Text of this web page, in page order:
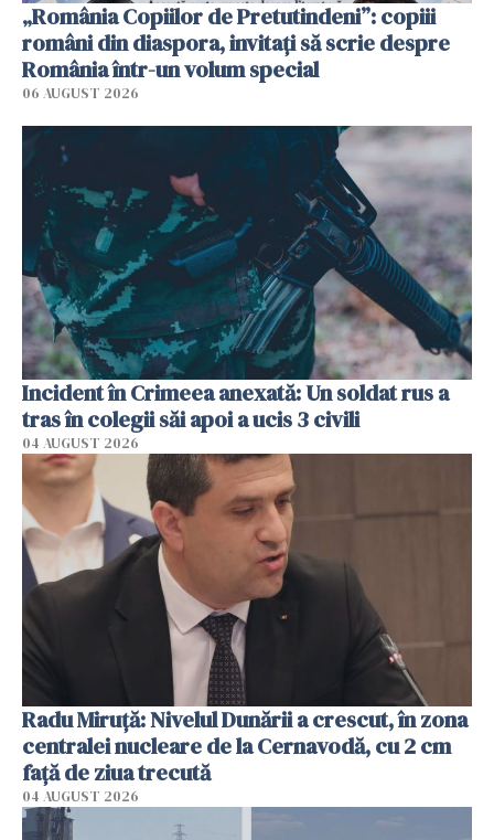
„România Copiilor de Pretutindeni”: copiii
români din diaspora, invitați să scrie despre
România într-un volum special
06 AUGUST 2026
Incident în Crimeea anexată: Un soldat rus a
tras în colegii săi apoi a ucis 3 civili
04 AUGUST 2026
Radu Miruţă: Nivelul Dunării a crescut, în zona
centralei nucleare de la Cernavodă, cu 2 cm
faţă de ziua trecută
04 AUGUST 2026